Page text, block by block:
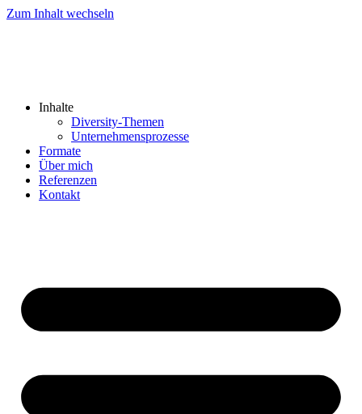
Zum Inhalt wechseln
Inhalte
Diversity-Themen
Unternehmensprozesse
Formate
Über mich
Referenzen
Kontakt